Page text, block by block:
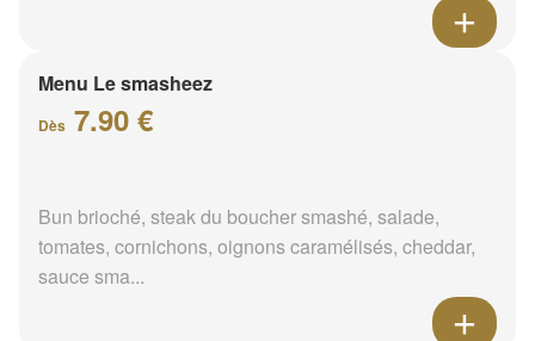
Menu Le smasheez
Dès 7.90 €
Bun brioché, steak du boucher smashé, salade,
tomates, cornichons, oignons caramélisés, cheddar,
sauce sma...